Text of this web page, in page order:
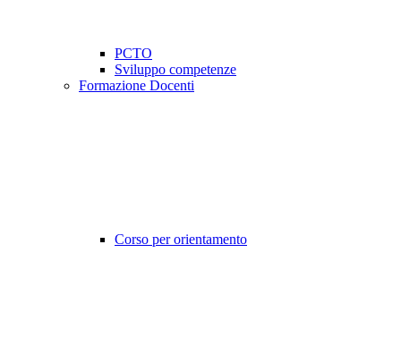
PCTO
Sviluppo competenze
Formazione Docenti
Corso per orientamento